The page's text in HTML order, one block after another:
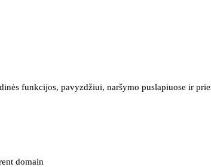
funkcijos, pavyzdžiui, naršymo puslapiuose ir
domain